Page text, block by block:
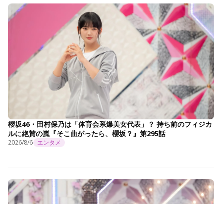
櫻坂46・田村保乃は「体育会系爆美女代表」？ 持ち前のフィジカ
ルに絶賛の嵐『そこ曲がったら、櫻坂？』第295話
2026/8/6 エンタメ